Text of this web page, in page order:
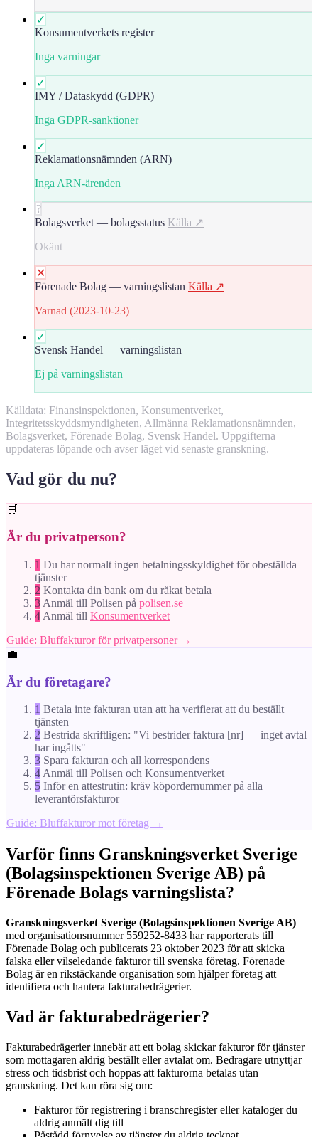
✓
Konsumentverkets register
Inga varningar
✓
IMY / Dataskydd (GDPR)
Inga GDPR-sanktioner
✓
Reklamationsnämnden (ARN)
Inga ARN-ärenden
?
Bolagsverket — bolagsstatus Källa ↗
Okänt
✕
Förenade Bolag — varningslistan Källa ↗
Varnad (2023-10-23)
✓
Svensk Handel — varningslistan
Ej på varningslistan
Källdata: Finansinspektionen, Konsumentverket,
Integritetsskyddsmyndigheten, Allmänna Reklamationsnämnden,
Bolagsverket, Förenade Bolag, Svensk Handel. Uppgifterna
uppdateras löpande och avser läget vid senaste granskning.
Vad gör du nu?
🛒
Är du privatperson?
1 Du har normalt ingen betalningsskyldighet för obeställda
tjänster
2 Kontakta din bank om du råkat betala
3 Anmäl till Polisen på polisen.se
4 Anmäl till Konsumentverket
Guide: Bluffakturor för privatpersoner →
💼
Är du företagare?
1 Betala inte fakturan utan att ha verifierat att du beställt
tjänsten
2 Bestrida skriftligen: "Vi bestrider faktura [nr] — inget avtal
har ingåtts"
3 Spara fakturan och all korrespondens
4 Anmäl till Polisen och Konsumentverket
5 Inför en attestrutin: kräv köpordernummer på alla
leverantörsfakturor
Guide: Bluffakturor mot företag →
Varför finns Granskningsverket Sverige
(Bolagsinspektionen Sverige AB) på
Förenade Bolags varningslista?
Granskningsverket Sverige (Bolagsinspektionen Sverige AB)
med organisationsnummer 559252-8433 har rapporterats till
Förenade Bolag och publicerats 23 oktober 2023 för att skicka
falska eller vilseledande fakturor till svenska företag. Förenade
Bolag är en rikstäckande organisation som hjälper företag att
identifiera och hantera fakturabedrägerier.
Vad är fakturabedrägerier?
Fakturabedrägerier innebär att ett bolag skickar fakturor för tjänster
som mottagaren aldrig beställt eller avtalat om. Bedragare utnyttjar
stress och tidsbrist och hoppas att fakturorna betalas utan
granskning. Det kan röra sig om:
Fakturor för registrering i branschregister eller kataloger du
aldrig anmält dig till